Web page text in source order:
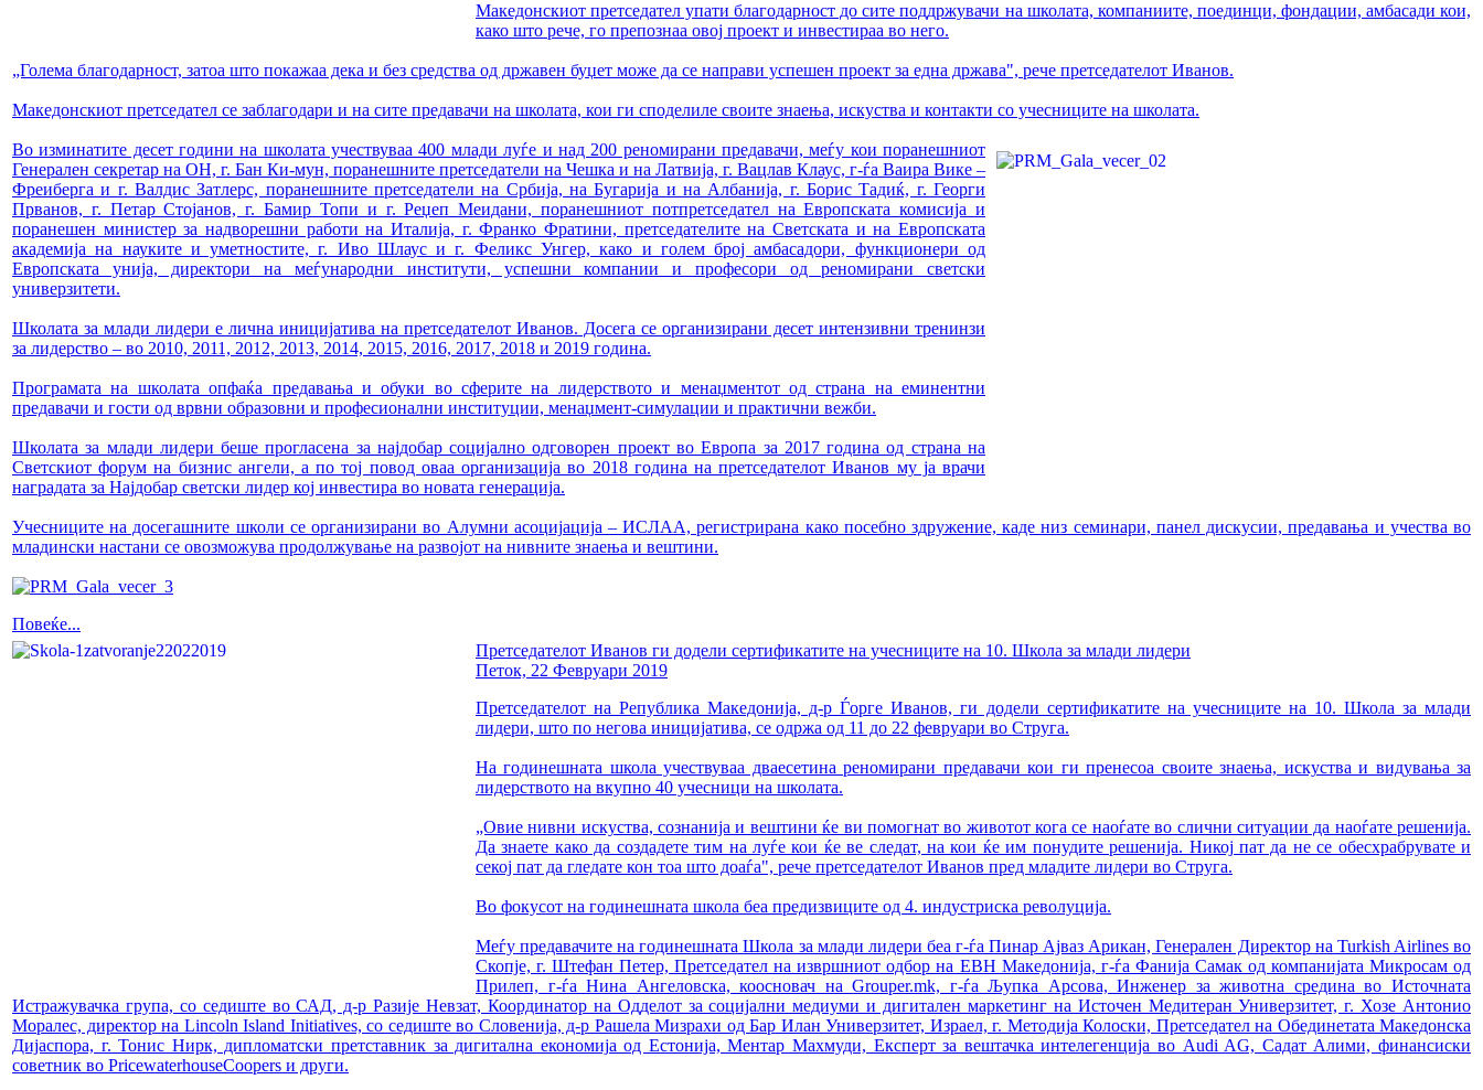
Македонскиот претседател упати благодарност до сите поддржувачи на школата, компаниите, поединци, фондации, амбасади кои,
како што рече, го препознаа овој проект и инвестираа во него.
„Голема благодарност, затоа што покажаа дека и без средства од државен буџет може да се направи успешен проект за една држава", рече претседателот Иванов.
Македонскиот претседател се заблагодари и на сите предавачи на школата, кои ги споделиле своите знаења, искуства и контакти со учесниците на школата.
Во изминатите десет години на школата учествуваа 400 млади луѓе и над 200 реномирани предавачи, меѓу кои поранешниот
Генерален секретар на ОН, г. Бан Ки-мун, поранешните претседатели на Чешка и на Латвија, г. Вацлав Клаус, г-ѓа Ваира Вике –
Фреиберга и г. Валдис Затлерс, поранешните претседатели на Србија, на Бугарија и на Албанија, г. Борис Тадиќ, г. Георги
Прванов, г. Петар Стојанов, г. Бамир Топи и г. Реџеп Меидани, поранешниот потпретседател на Европската комисија и
поранешен министер за надворешни работи на Италија, г. Франко Фратини, претседателите на Светската и на Европската
академија на науките и уметностите, г. Иво Шлаус и г. Феликс Унгер, како и голем број амбасадори, функционери од
Европската унија, директори на меѓународни институти, успешни компании и професори од реномирани светски
универзитети.
Школата за млади лидери е лична иницијатива на претседателот Иванов. Досега се организирани десет интензивни тренинзи
за лидерство – вo 2010, 2011, 2012, 2013, 2014, 2015, 2016, 2017, 2018 и 2019 година.
Програмата на школата опфаќа предавања и обуки во сферите на лидерството и менаџментот од страна на еминентни
предавачи и гости од врвни образовни и професионални институции, менаџмент-симулации и практични вежби.
Школата за млади лидери беше прогласена за најдобар социјално одговорен проект во Европа за 2017 година од страна на
Светскиот форум на бизнис ангели, а по тој повод оваа организација во 2018 година на претседателот Иванов му ја врачи
наградата за Најдобар светски лидер кој инвестира во новата генерација.
Учесниците на досегашните школи се организирани во Алумни асоцијација – ИСЛАА, регистрирана како посебно здружение, каде низ семинари, панел дискусии, предавања и учества во
младински настани се овозможува продолжување на развојот на нивните знаења и вештини.
Повеќе...
Претседателот Иванов ги додели сертификатите на учесниците на 10. Школа за млади лидери
Петок, 22 Февруари 2019
Претседателот на Република Македонија, д-р Ѓорге Иванов, ги додели сертификатите на учесниците на 10. Школа за млади
лидери, што по негова иницијатива, се одржа од 11 до 22 февруари во Струга.
На годинешната школа учествуваа дваесетина реномирани предавачи кои ги пренесоа своите знаења, искуства и видувања за
лидерството на вкупно 40 учесници на школата.
„Овие нивни искуства, сознанија и вештини ќе ви помогнат во животот кога се наоѓате во слични ситуации да наоѓате решенија.
Да знаете како да создадете тим на луѓе кои ќе ве следат, на кои ќе им понудите решенија. Никој пат да не се обесхрабрувате и
секој пат да гледате кон тоа што доаѓа", рече претседателот Иванов пред младите лидери во Струга.
Во фокусот на годинешната школа беа предизвиците од 4. индустриска револуција.
Меѓу предавачите на годинешната Школа за млади лидери беа г-ѓа Пинар Ајваз Арикан, Генерален Директор на Turkish Airlines во
Скопје, г. Штефан Петер, Претседател на извршниот одбор на ЕВН Македонија, г-ѓа Фанија Самак од компанијата Микросам од
Прилеп, г-ѓа Нина Ангеловска, коосновач на Grouper.mk, г-ѓа Љупка Арсова, Инженер за животна средина во Источната
Истражувачка група, со седиште во САД, д-р Разије Невзат, Координатор на Одделот за социјални медиуми и дигитален маркетинг на Источен Медитеран Универзитет, г. Хозе Антонио
Моралес, директор на Lincoln Island Initiatives, со седиште во Словенија, д-р Рашела Мизрахи од Бар Илан Универзитет, Израел, г. Методија Колоски, Претседател на Обединетата Македонска
Дијаспора, г. Тонис Нирк, дипломатски претставник за дигитална економија од Естонија, Ментар Махмуди, Експерт за вештачка интелегенција во Audi AG, Садат Алими, финансиски
советник во PricewaterhouseCoopers и други.